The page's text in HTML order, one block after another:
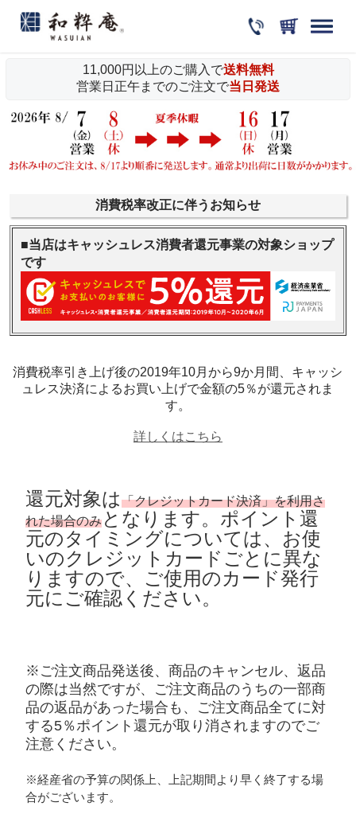
11,000円以上のご購入で送料無料
営業日正午までのご注文で当日発送
消費税率改正に伴うお知らせ
■当店はキャッシュレス消費者還元事業の対象ショップ
です
消費税率引き上げ後の2019年10月から9か月間、キャッシ
ュレス決済によるお買い上げで金額の5％が還元されま
す。
詳しくはこちら
還元対象は「クレジットカード決済」を利用さ
れた場合のみとなります。ポイント還
元のタイミングについては、お使
いのクレジットカードごとに異な
りますので、ご使用のカード発行
元にご確認ください。
※ご注文商品発送後、商品のキャンセル、返品
の際は当然ですが、ご注文商品のうちの一部商
品の返品があった場合も、ご注文商品全てに対
する5％ポイント還元が取り消されますのでご
注意ください。
※経産省の予算の関係上、上記期間より早く終了する場
合がございます。